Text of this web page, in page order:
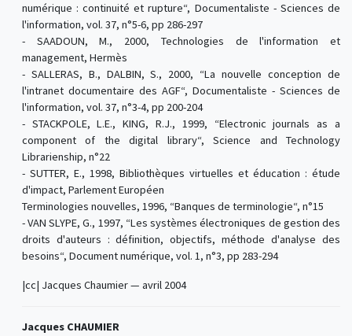
numérique : continuité et rupture“, Documentaliste - Sciences de
l'information, vol. 37, n°5-6, pp 286-297
- SAADOUN, M., 2000, Technologies de l'information et
management, Hermès
- SALLERAS, B., DALBIN, S., 2000, “La nouvelle conception de
l'intranet documentaire des AGF“, Documentaliste - Sciences de
l'information, vol. 37, n°3-4, pp 200-204
- STACKPOLE, L.E., KING, R.J., 1999, “Electronic journals as a
component of the digital library“, Science and Technology
Librarienship, n°22
- SUTTER, E., 1998, Bibliothèques virtuelles et éducation : étude
d'impact, Parlement Européen
Terminologies nouvelles, 1996, “Banques de terminologie“, n°15
- VAN SLYPE, G., 1997, “Les systèmes électroniques de gestion des
droits d'auteurs : définition, objectifs, méthode d'analyse des
besoins“, Document numérique, vol. 1, n°3, pp 283-294
|cc| Jacques Chaumier — avril 2004
Jacques CHAUMIER